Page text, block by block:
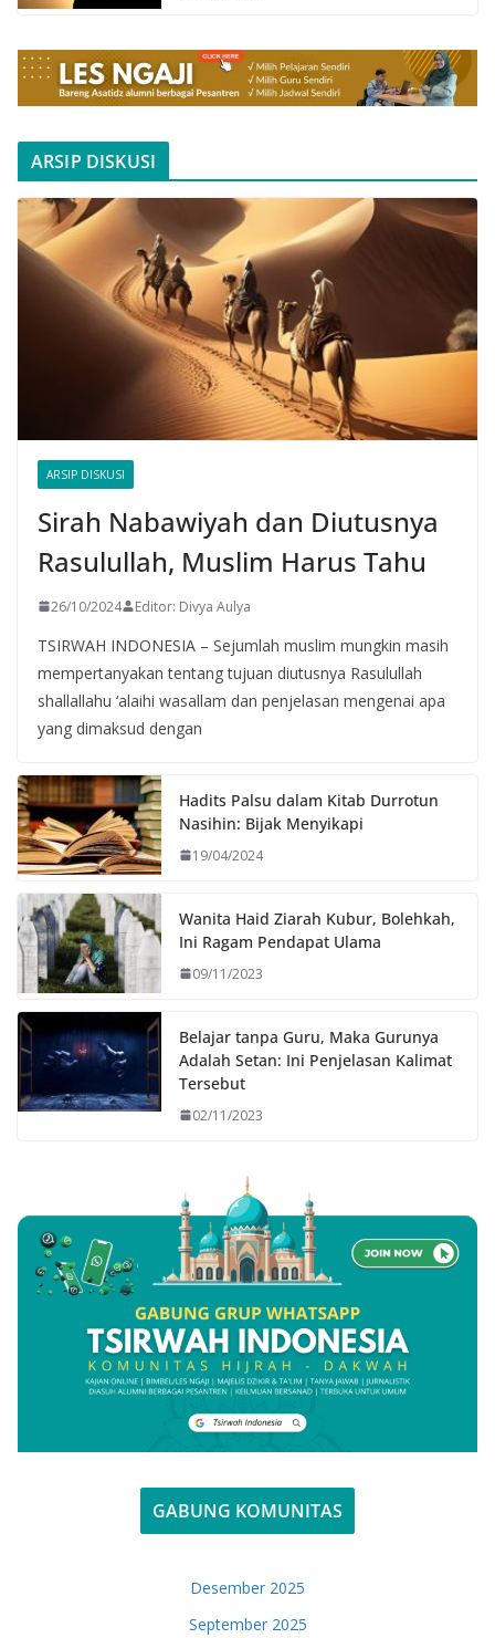
ARSIP DISKUSI
ARSIP DISKUSI
Sirah Nabawiyah dan Diutusnya
Rasulullah, Muslim Harus Tahu
26/10/2024 Editor: Divya Aulya
TSIRWAH INDONESIA – Sejumlah muslim mungkin masih
mempertanyakan tentang tujuan diutusnya Rasulullah
shallallahu ‘alaihi wasallam dan penjelasan mengenai apa
yang dimaksud dengan
Hadits Palsu dalam Kitab Durrotun
Nasihin: Bijak Menyikapi
19/04/2024
Wanita Haid Ziarah Kubur, Bolehkah,
Ini Ragam Pendapat Ulama
09/11/2023
Belajar tanpa Guru, Maka Gurunya
Adalah Setan: Ini Penjelasan Kalimat
Tersebut
02/11/2023
GABUNG KOMUNITAS
Desember 2025
September 2025